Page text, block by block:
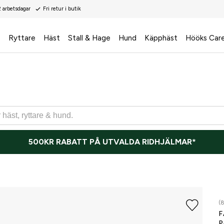
Fri retur i butik
Ryttare Häst Stall & Hage Hund Käpphäst Hööks
500KR RABATT PÅ UTVALDA RIDHJÄLMAR*